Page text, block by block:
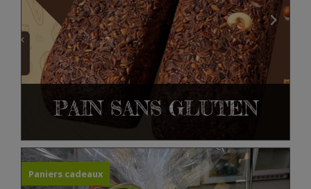
PAIN SANS GLUTEN
Paniers cadeaux